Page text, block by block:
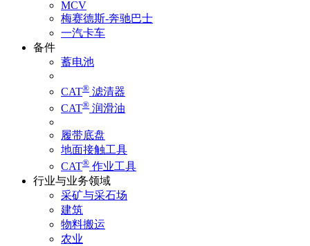
MCV
梅赛德斯-奔驰巴士
一汽卡车
备件
蓄电池
CAT® 滤清器
CAT® 润滑油
履带底盘
地面接触工具
CAT® 作业工具
行业与业务领域
采矿与采石场
建筑
物料搬运
农业